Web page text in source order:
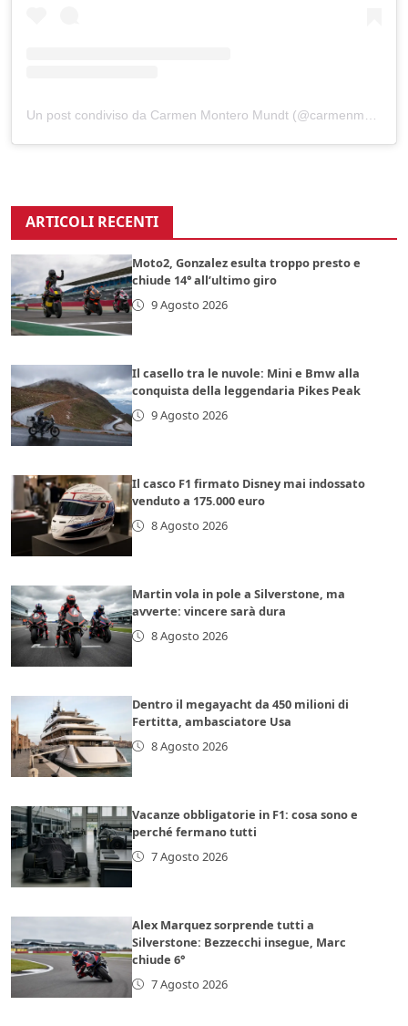
ARTICOLI RECENTI
Moto2, Gonzalez esulta troppo presto e
chiude 14° all’ultimo giro
9 Agosto 2026
Il casello tra le nuvole: Mini e Bmw alla
conquista della leggendaria Pikes Peak
9 Agosto 2026
Il casco F1 firmato Disney mai indossato
venduto a 175.000 euro
8 Agosto 2026
Martin vola in pole a Silverstone, ma
avverte: vincere sarà dura
8 Agosto 2026
Dentro il megayacht da 450 milioni di
Fertitta, ambasciatore Usa
8 Agosto 2026
Vacanze obbligatorie in F1: cosa sono e
perché fermano tutti
7 Agosto 2026
Alex Marquez sorprende tutti a
Silverstone: Bezzecchi insegue, Marc
chiude 6°
7 Agosto 2026